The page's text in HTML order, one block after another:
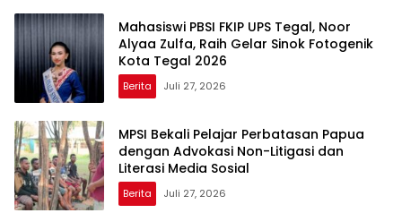
Mahasiswi PBSI FKIP UPS Tegal, Noor
Alyaa Zulfa, Raih Gelar Sinok Fotogenik
Kota Tegal 2026
Berita Juli 27, 2026
MPSI Bekali Pelajar Perbatasan Papua
dengan Advokasi Non-Litigasi dan
Literasi Media Sosial
Berita Juli 27, 2026